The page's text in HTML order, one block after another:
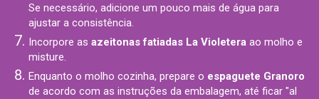
Se necessário, adicione um pouco mais de água para
ajustar a consistência.
Incorpore as azeitonas fatiadas La Violetera ao molho e
misture.
Enquanto o molho cozinha, prepare o espaguete Granoro
de acordo com as instruções da embalagem, até ficar "al